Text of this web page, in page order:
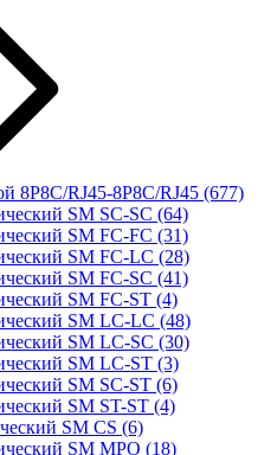
8P8C/RJ45-8P8C/RJ45 (677)
SM SC-SC (64)
SM FC-FC (31)
SM FC-LC (28)
SM FC-SC (41)
SM FC-ST (4)
SM LC-LC (48)
SM LC-SC (30)
SM LC-ST (3)
SM SC-ST (6)
SM ST-ST (4)
SM CS (6)
SM MPO (18)